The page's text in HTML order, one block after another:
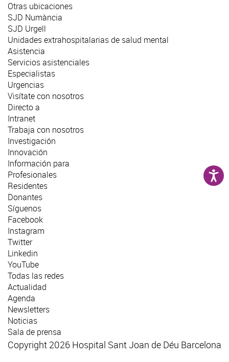
Otras ubicaciones
SJD Numància
SJD Urgell
Unidades extrahospitalarias de salud mental
Asistencia
Servicios asistenciales
Especialistas
Urgencias
Visítate con nosotros
Directo a
Intranet
Trabaja con nosotros
Investigación
Innovación
Información para
Profesionales
Residentes
Donantes
Síguenos
Facebook
Instagram
Twitter
Linkedin
YouTube
Todas las redes
Actualidad
Agenda
Newsletters
Noticias
Sala de prensa
Copyright 2026 Hospital Sant Joan de Déu Barcelona